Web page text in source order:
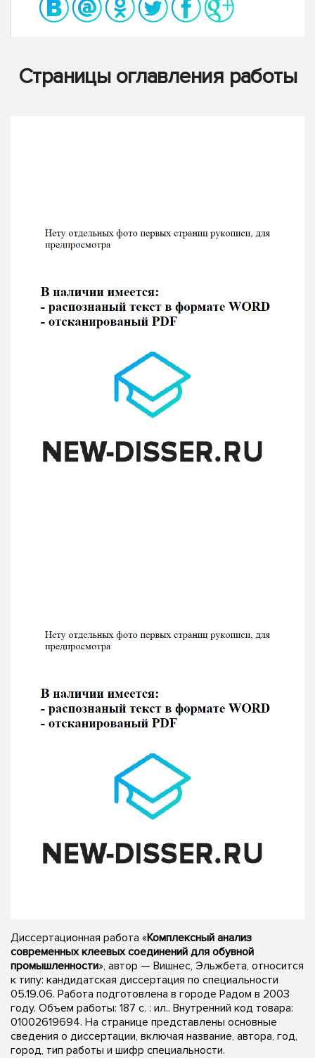
Страницы оглавления работы
Диссертационная работа «Комплексный анализ
современных клеевых соединений для обувной
промышленности», автор — Вишнес, Эльжбета, относится
к типу: кандидатская диссертация по специальности
05.19.06. Работа подготовлена в городе Радом в 2003
году. Объем работы: 187 с. : ил.. Внутренний код товара:
01002619694. На странице представлены основные
сведения о диссертации, включая название, автора, год,
город, тип работы и шифр специальности.